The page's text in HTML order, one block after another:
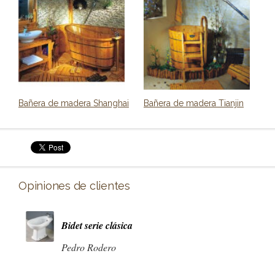
Bañera de madera Shanghai Bañera de madera Tianjin
Opiniones de clientes
Bidet serie clásica
Pedro Rodero